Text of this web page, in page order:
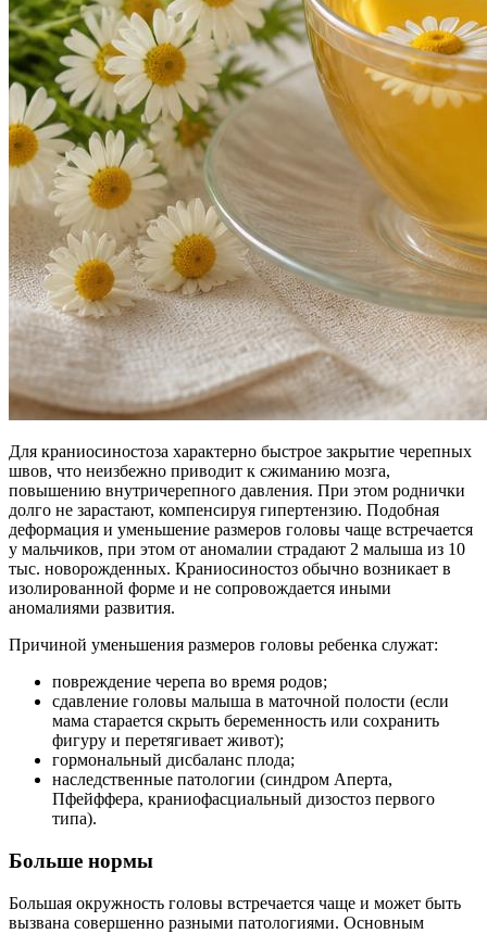
Для краниосиностоза характерно быстрое закрытие черепных
швов, что неизбежно приводит к сжиманию мозга,
повышению внутричерепного давления. При этом роднички
долго не зарастают, компенсируя гипертензию. Подобная
деформация и уменьшение размеров головы чаще встречается
у мальчиков, при этом от аномалии страдают 2 малыша из 10
тыс. новорожденных. Краниосиностоз обычно возникает в
изолированной форме и не сопровождается иными
аномалиями развития.
Причиной уменьшения размеров головы ребенка служат:
повреждение черепа во время родов;
сдавление головы малыша в маточной полости (если
мама старается скрыть беременность или сохранить
фигуру и перетягивает живот);
гормональный дисбаланс плода;
наследственные патологии (синдром Аперта,
Пфейффера, краниофасциальный дизостоз первого
типа).
Больше нормы
Большая окружность головы встречается чаще и может быть
вызвана совершенно разными патологиями. Основным